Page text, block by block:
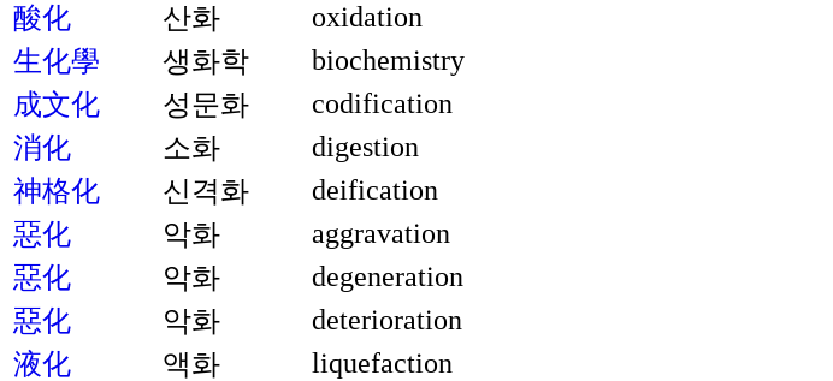
酸化
산화
oxidation
生化學
생화학
biochemistry
成文化
성문화
codification
消化
소화
digestion
神格化
신격화
deification
惡化
악화
aggravation
惡化
악화
degeneration
惡化
악화
deterioration
液化
액화
liquefaction